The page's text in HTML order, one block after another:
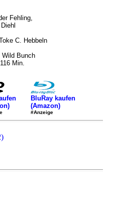
Fehling,
C. Hebbeln
Wild Bunch
Min.
BluRay kaufen
(Amazon)
#Anzeige